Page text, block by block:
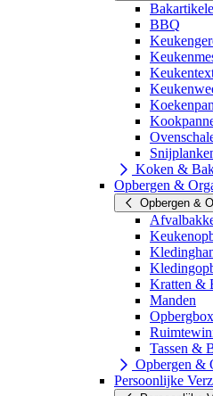
BBQ
Koken &
Opbergen &
Opbergen &
Kratten &
Manden
Tassen &
Opbergen &
Persoonlijke